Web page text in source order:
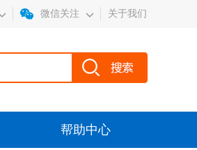
微信关注 关于我们
帮助中心